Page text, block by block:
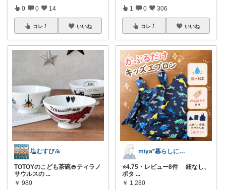
0 0 14
コレ いいね
塩むすび🍙
TOTOYのこども茶碗🍚ティラノ
サウルスの ...
￥ 980
1 0 306
コレ いいね
miya*暮らしに役立つ楽天セレクト
⭐️4.75・レビュー8件 紐なし、
ボタ ...
￥ 1,280